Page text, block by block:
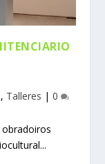
, Talleres |0